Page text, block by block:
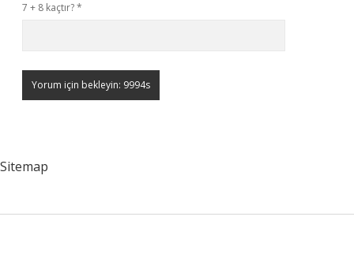
7 + 8 kaçtır?*
Sitemap